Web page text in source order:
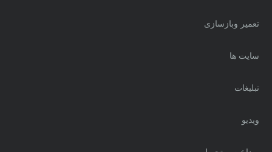
تعمیر وبازسازی
سایت ها
تبلیغات
ویدیو